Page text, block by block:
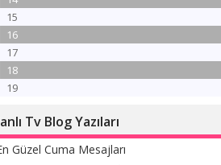
15
16
17
18
19
Tv Blog Yazıları
Güzel Cuma Mesajları